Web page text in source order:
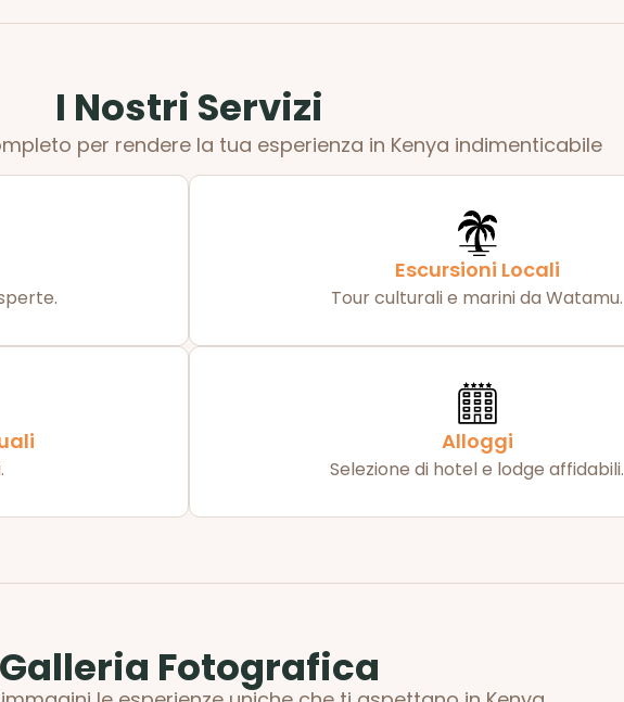
I Nostri Servizi
per rendere la tua esperienza in Kenya indimenticabile
Escursioni Locali
Tour culturali e marini da Watamu.
Alloggi
Selezione di hotel e lodge affidabili.
Galleria Fotografica